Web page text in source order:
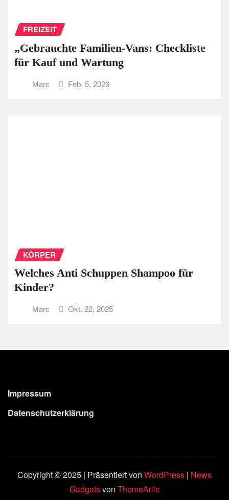
FREIZEIT
„Gebrauchte Familien-Vans: Checkliste
für Kauf und Wartung
Marc Feb. 5, 2026
KÖRPER
Welches Anti Schuppen Shampoo für
Kinder?
Marc Okt. 22, 2025
Impressum
Datenschutzerklärung
Copyright © 2025 | Präsentiert von WordPress | News
Gadgetsvon ThemeArile